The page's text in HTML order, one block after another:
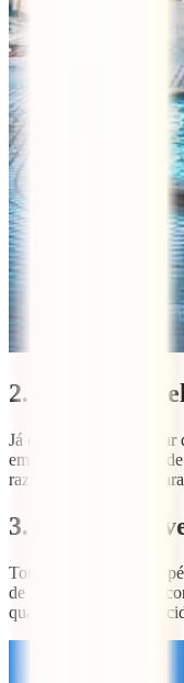
2. Festa nos
Já deves ter ouvido falar
em ruínas são na
razoáveis – perfeitos
3. Subir para
Totalmente acessível a
de Budapeste, onde
quase 360º de vista da